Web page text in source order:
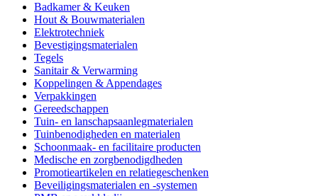
Badkamer & Keuken
Hout & Bouwmaterialen
Elektrotechniek
Bevestigingsmaterialen
Tegels
Sanitair & Verwarming
Koppelingen & Appendages
Verpakkingen
Gereedschappen
Tuin- en lanschapsaanlegmaterialen
Tuinbenodigheden en materialen
Schoonmaak- en facilitaire producten
Medische en zorgbenodigdheden
Promotieartikelen en relatiegeschenken
Beveiligingsmaterialen en -systemen